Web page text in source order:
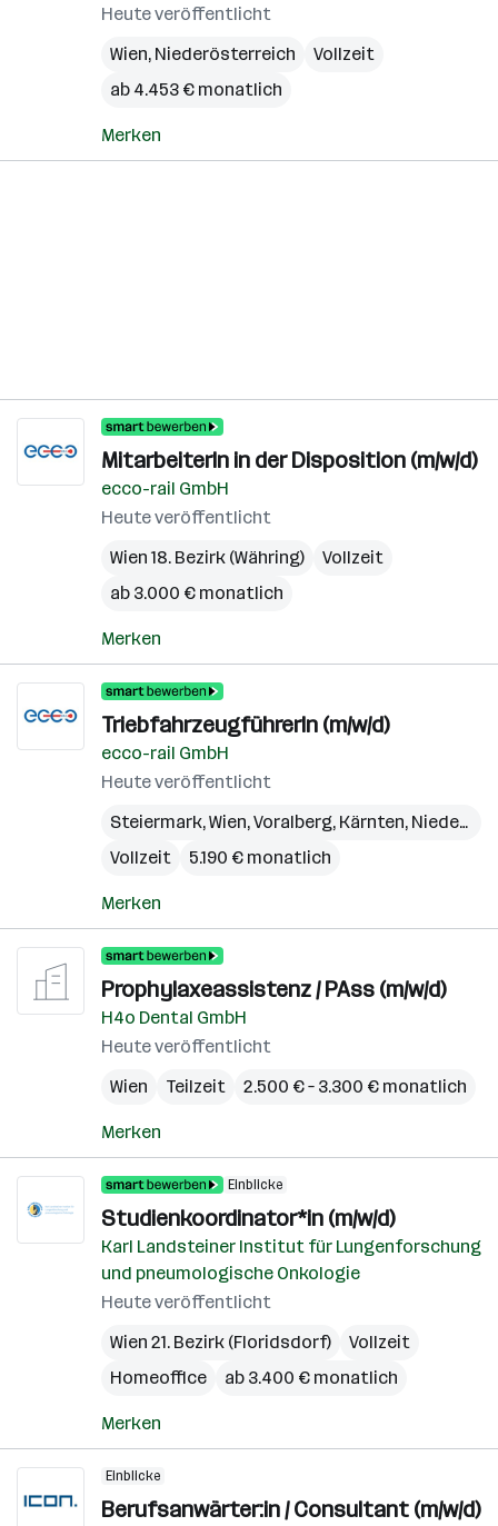
Heute veröffentlicht
Wien, Niederösterreich
Vollzeit
ab 4.453 € monatlich
Merken
MitarbeiterIn in der Disposition (m/w/d)
ecco-rail GmbH
Heute veröffentlicht
Wien 18. Bezirk (Währing)
Vollzeit
ab 3.000 € monatlich
Merken
TriebfahrzeugführerIn (m/w/d)
ecco-rail GmbH
Heute veröffentlicht
Steiermark,Wien,Voralberg, Kärnten, Niederösterreich
Vollzeit
5.190 € monatlich
Merken
Prophylaxeassistenz / PAss (m/w/d)
H4o Dental GmbH
Heute veröffentlicht
Wien
Teilzeit 2.500 € – 3.300 € monatlich
Merken
Einblicke
Studienkoordinator*in (m/w/d)
Karl Landsteiner Institut für Lungenforschung
und pneumologische Onkologie
Heute veröffentlicht
Wien 21. Bezirk (Floridsdorf)
Vollzeit
Homeoffice
ab 3.400 € monatlich
Merken
Einblicke
Berufsanwärter:in / Consultant (m/w/d)